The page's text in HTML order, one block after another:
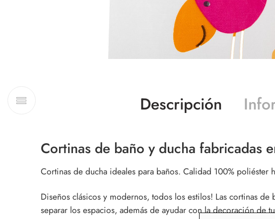
Descripción
Cortinas de baño y ducha fabricadas
Cortinas de ducha ideales para baños. Calidad 100%
Diseños clásicos y modernos, todos los estilos! Lascortinas de
separar los espacios, además de ayudar con la decoración de